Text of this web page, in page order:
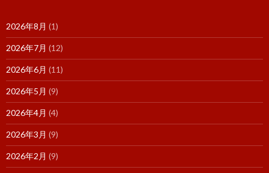
2026年8月 (1)
2026年7月 (12)
2026年6月 (11)
2026年5月 (9)
2026年4月 (4)
2026年3月 (9)
2026年2月 (9)